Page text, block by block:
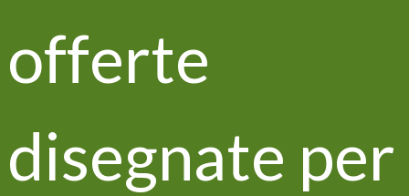
offerte
disegnate per